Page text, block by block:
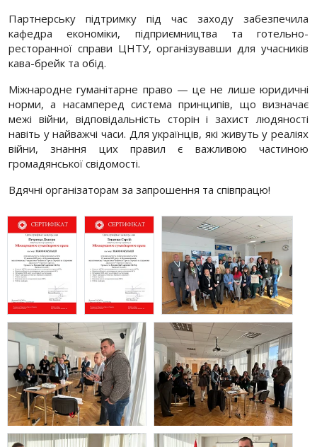
Партнерську підтримку під час заходу забезпечила
кафедра економіки, підприємництва та готельно-
ресторанної справи ЦНТУ, організувавши для учасників
кава-брейк та обід.
Міжнародне гуманітарне право — це не лише юридичні
норми, а насамперед система принципів, що визначає
межі війни, відповідальність сторін і захист людяності
навіть у найважчі часи. Для українців, які живуть у реаліях
війни, знання цих правил є важливою частиною
громадянської свідомості.
Вдячні організаторам за запрошення та співпрацю!